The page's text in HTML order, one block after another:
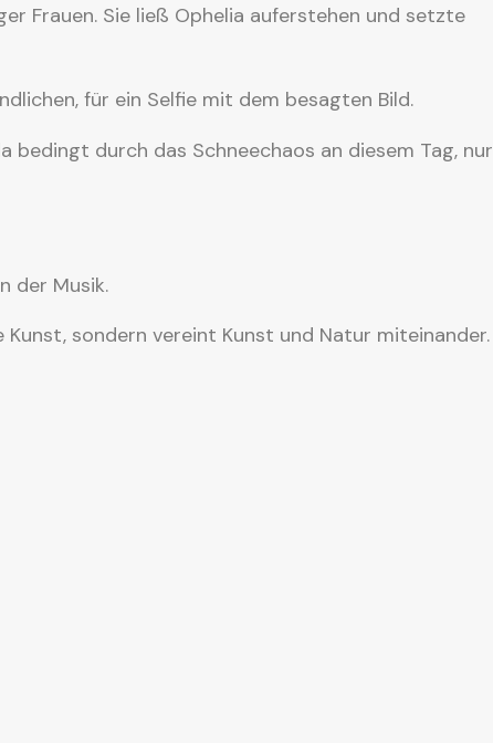
Frauen. Sie ließ Ophelia auferstehen und setzte
für ein Selfie mit dem besagten Bild.
bedingt durch das Schneechaos an diesem Tag, nur
der Musik.
sondern vereint Kunst und Natur miteinander.